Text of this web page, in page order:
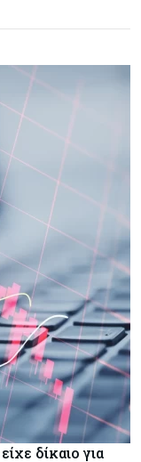
δίκαιο για